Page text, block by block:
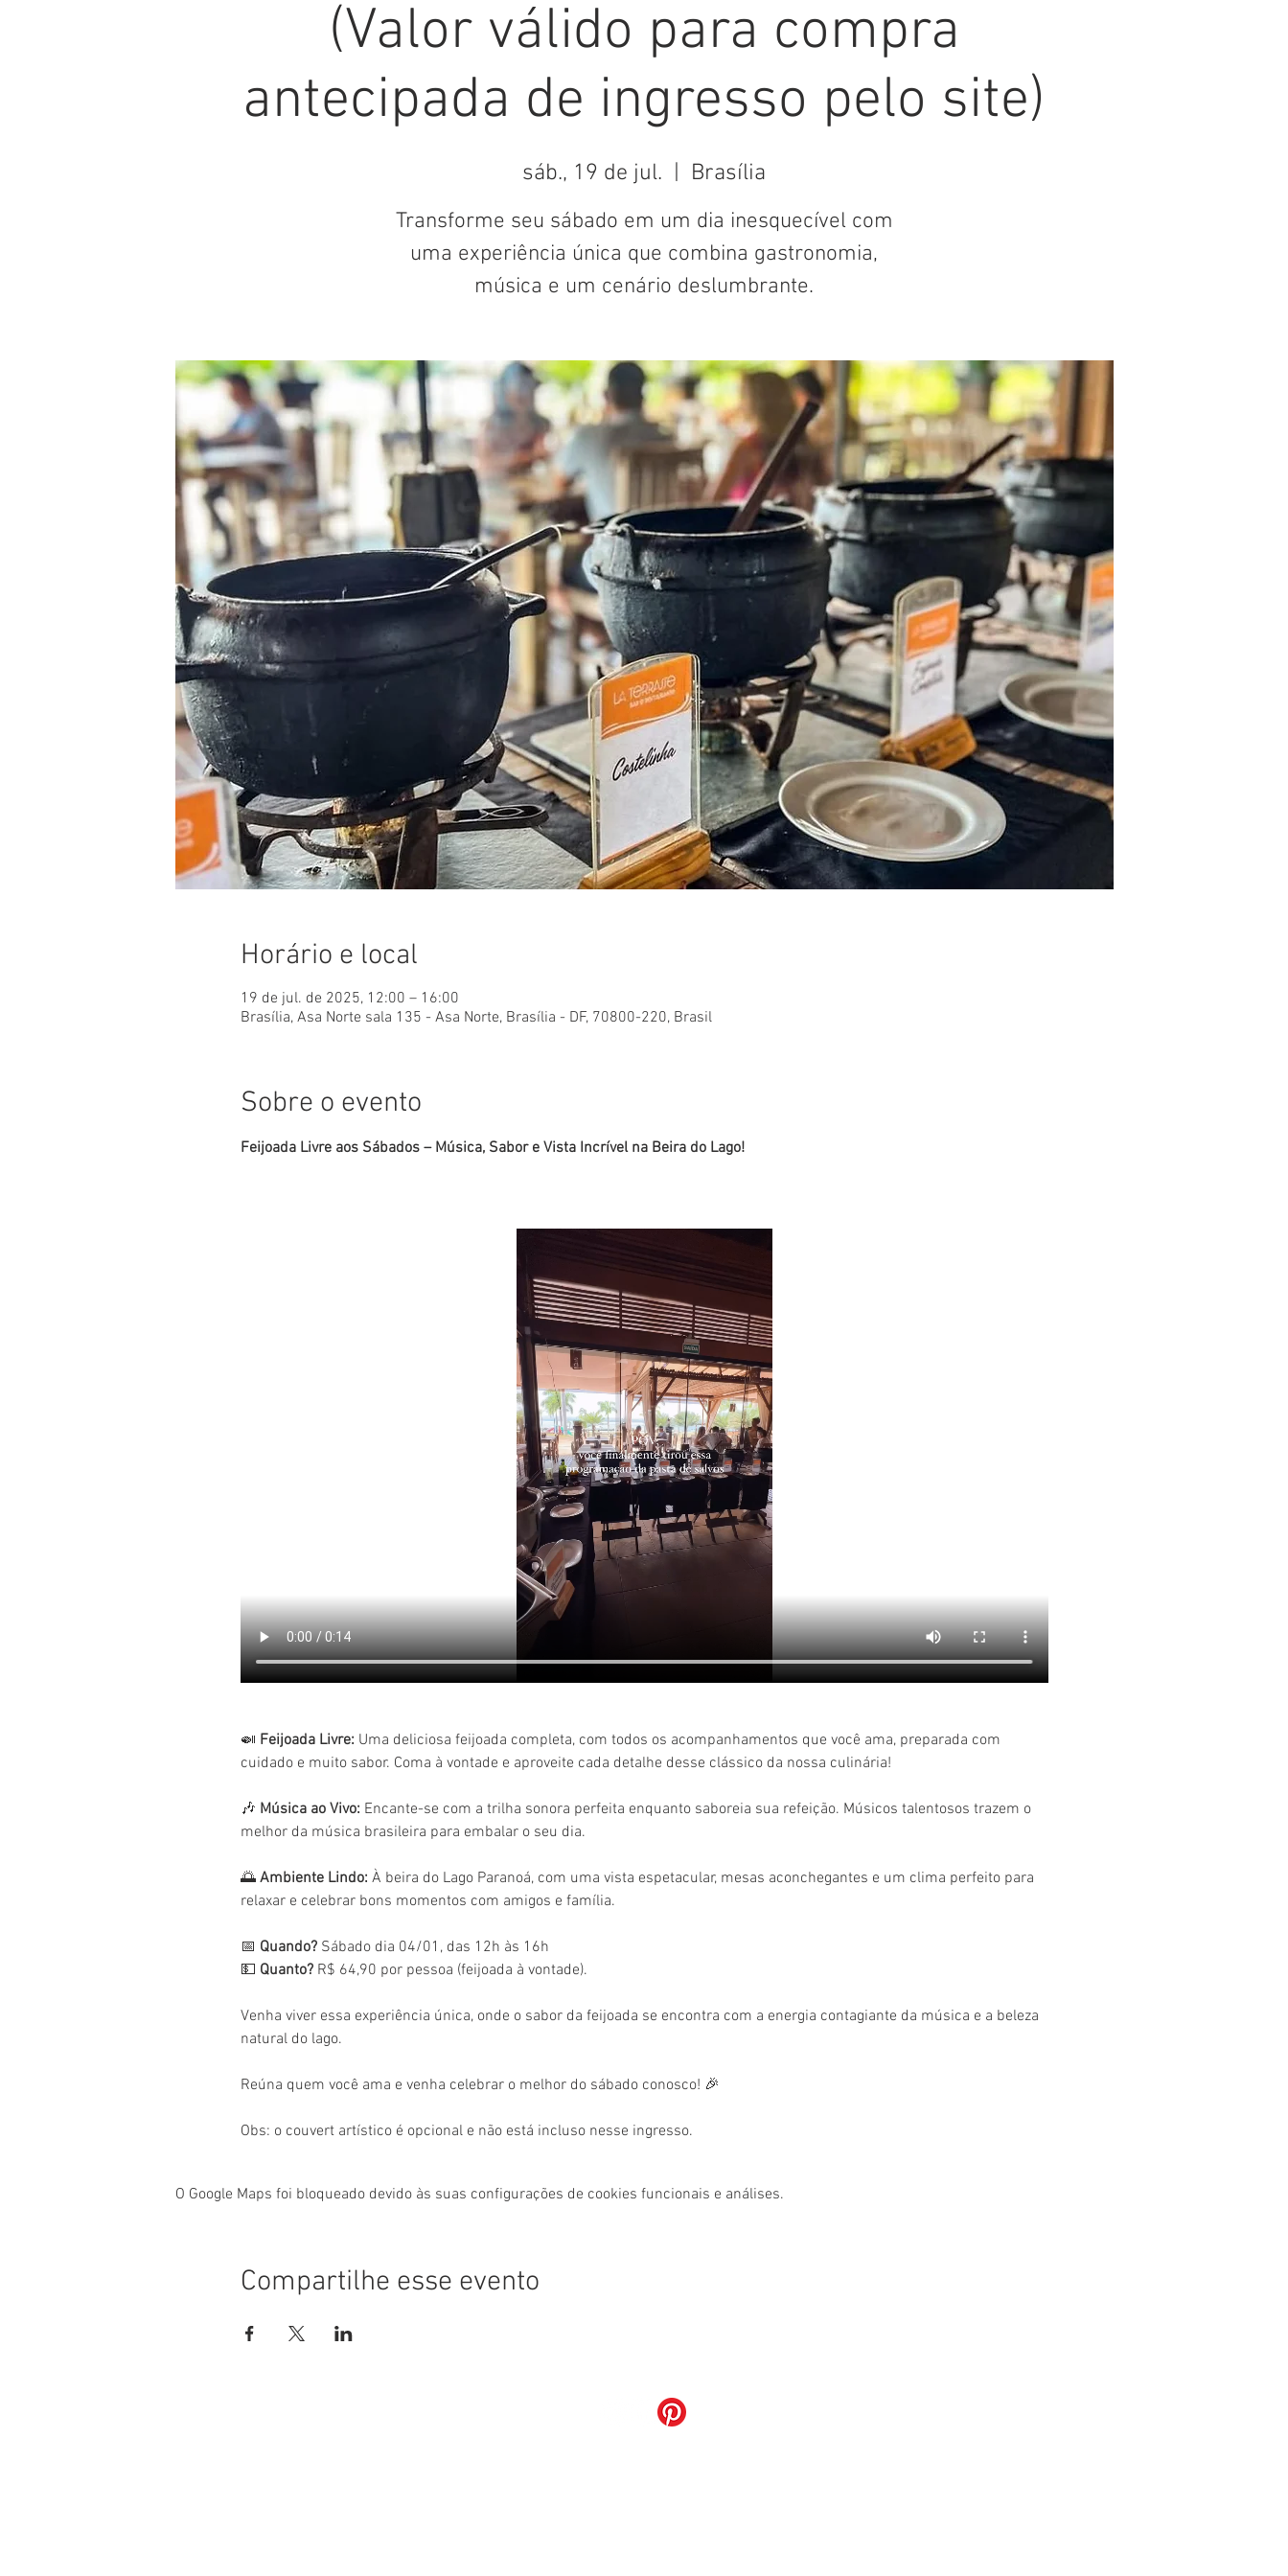
(Valor válido para compra
antecipada de ingresso pelo site)
sáb., 19 de jul.
Brasília
Transforme seu sábado em um dia inesquecível com
uma experiência única que combina gastronomia,
música e um cenário deslumbrante.
Horário e local
19 de jul. de 2025, 12:00 – 16:00
Brasília, Asa Norte sala 135 - Asa Norte, Brasília - DF, 70800-220, Brasil
Sobre o evento
Feijoada Livre aos Sábados – Música, Sabor e Vista Incrível na Beira do Lago!
🍛 Feijoada Livre: Uma deliciosa feijoada completa, com todos os acompanhamentos que você ama, preparada com
cuidado e muito sabor. Coma à vontade e aproveite cada detalhe desse clássico da nossa culinária!
🎶 Música ao Vivo: Encante-se com a trilha sonora perfeita enquanto saboreia sua refeição. Músicos talentosos trazem o
melhor da música brasileira para embalar o seu dia.
🌅 Ambiente Lindo: À beira do Lago Paranoá, com uma vista espetacular, mesas aconchegantes e um clima perfeito para
relaxar e celebrar bons momentos com amigos e família.
📅 Quando? Sábado dia 04/01, das 12h às 16h
💵 Quanto? R$ 64,90 por pessoa (feijoada à vontade).
Venha viver essa experiência única, onde o sabor da feijoada se encontra com a energia contagiante da música e a beleza
natural do lago.
Reúna quem você ama e venha celebrar o melhor do sábado conosco! 🎉
Obs: o couvert artístico é opcional e não está incluso nesse ingresso.
O Google Maps foi bloqueado devido às suas configurações de cookies funcionais e análises.
Compartilhe esse evento